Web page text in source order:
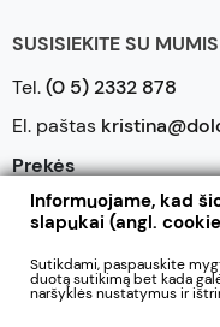
SUSISIEKITE SU MUMIS
Tel.(0 5) 2332 878
El. paštas
Prekės
Mūsų įmonė
Jūsų paskyra
Informuojame, kad
slapukai (angl.
Sutikdami, paspauskite
duotą sutikimą bet kada
naršyklės nustatymus ir